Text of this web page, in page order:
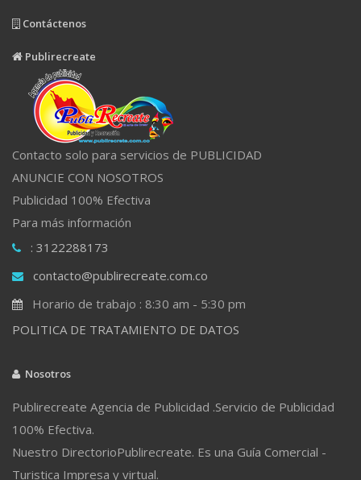
Contáctenos
Publirecreate
Contacto solo para servicios de PUBLICIDAD
ANUNCIE CON NOSOTROS
Publicidad 100% Efectiva
Para más información
: 3122288173
contacto@publirecreate.com.co
Horario de trabajo : 8:30 am - 5:30 pm
POLITICA DE TRATAMIENTO DE DATOS
Nosotros
Publirecreate Agencia de Publicidad .Servicio de Publicidad
100% Efectiva.
Nuestro DirectorioPublirecreate. Es una Guía Comercial -
Turistica Impresa y virtual.